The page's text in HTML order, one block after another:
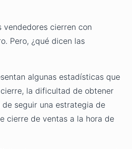
vendedores cierren con
Pero, ¿qué dicen las
algunas estadísticas que
la dificultad de obtener
seguir una estrategia de
cierre de ventas a la hora de